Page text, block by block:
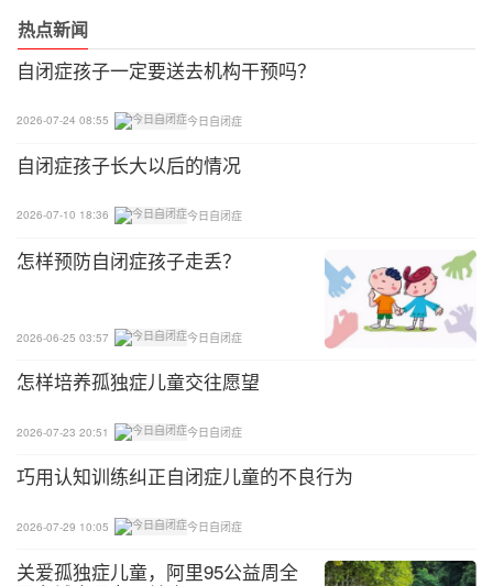
（3）视觉思维能力突出：包括视觉空间能力，如固
定拼图游戏、匹配形状，擅长拼图、布局，可以拆卸
和安装复杂的机器等。
（4）艺术才能：包括音乐和绘画，部分自闭症儿童
由于感官系统异常，会有非常敏感的声调识别能力，
分，所以在乐器演奏方面有很好的表现。
（5）绝对地遵守规则和秩序：自闭症孩子的思维有
较强的刻板和强迫性，会固守某些规则，坚持仪式化
的行为动作，很难接受改变。他们狭隘的兴趣也保证
了在做自己喜欢的活动时可以投入高度的热情和专
注，不易分心。自闭症儿童的刻板行为具有两面性，
是一种障碍，也可能发展成一种优势，关键是如何利
在自闭症谱系儿童中，只有极少部分的孩子拥有以上
提到的前四种特殊能力，大部分即便智力正常的谱系
儿童，也只能做到可以接受常规的认知提升训练，努
热点新闻
自闭症孩子一定要送去机构干预吗？
2026-07-24 08:55 今日自闭症
自闭症孩子长大以后的情况
2026-07-10 18:36 今日自闭症
怎样预防自闭症孩子走丢？
2026-06-25 03:57 今日自闭症
怎样培养孤独症儿童交往愿望
2026-07-23 20:51 今日自闭症
巧用认知训练纠正自闭症儿童的不良行为
2026-07-29 10:05 今日自闭症
关爱孤独症儿童，阿里95公益周全